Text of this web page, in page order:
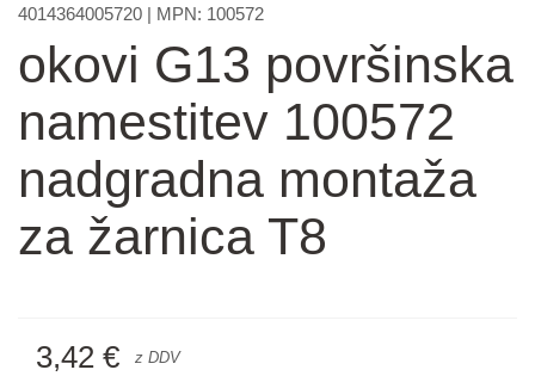
4014364005720 | MPN: 100572
okovi G13 površinska
namestitev 100572
nadgradna montaža
za žarnica T8
3,42 € z DDV